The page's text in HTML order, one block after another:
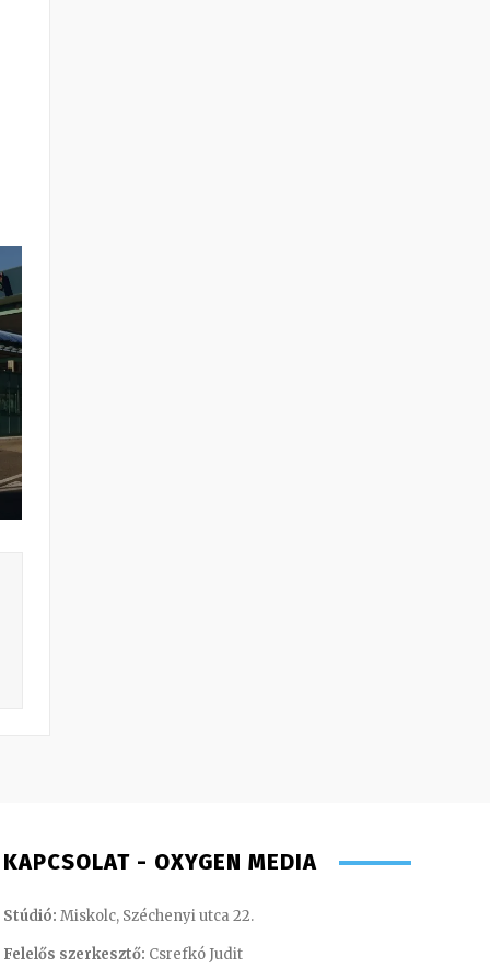
KAPCSOLAT - OXYGEN MEDIA
Stúdió: Miskolc, Széchenyi utca 22.
Felelős szerkesztő: Csrefkó Judit